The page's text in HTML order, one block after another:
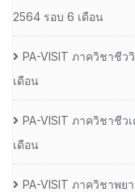
2564 รอบ 6 เดือน
PA-VISIT ภาควิชาชี
เดือน
PA-VISIT ภาควิชาชีว
เดือน
PA-VISIT ภาควิชาพ